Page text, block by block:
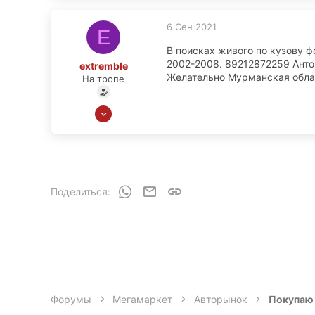
E
extremble
На тропе
5 Июл 2010
6 Сен 2021
В поисках живого по кузову
2002-2008. 89212872259
Желательно Мурманская
Поделиться: WhatsAppЭлектронная почта
Ссылка
Форумы Мегамаркет Авторынок Покупаю